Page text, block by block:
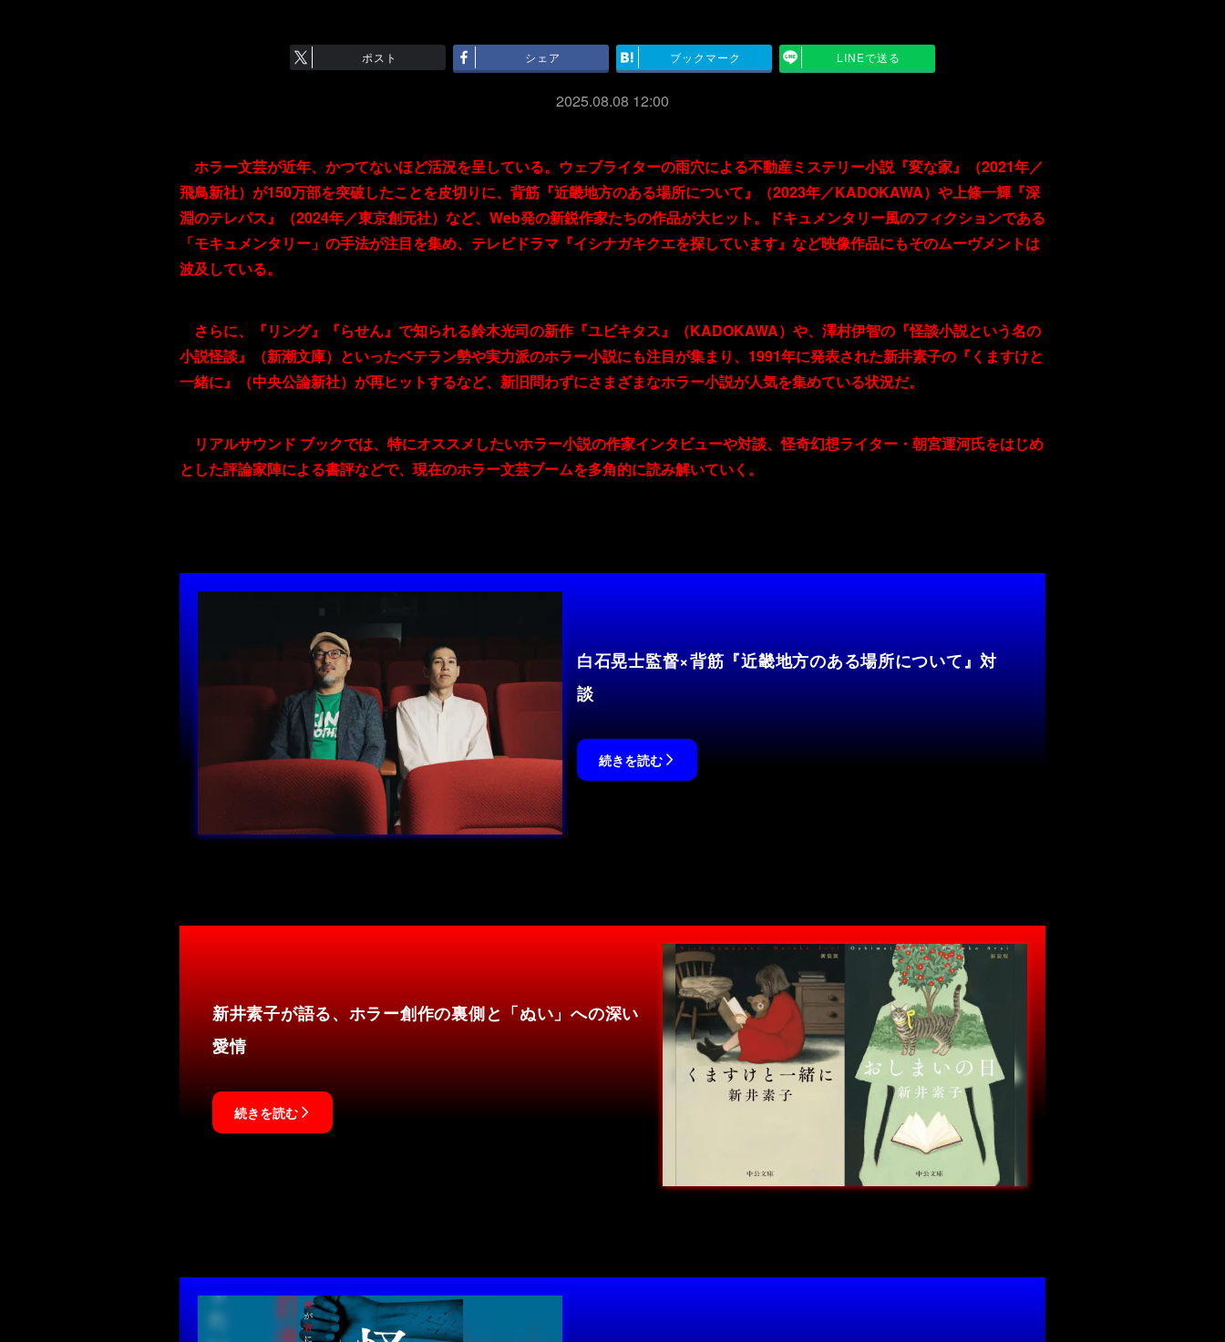
ポスト シェア ブックマーク LINEで送る
2025.08.08 12:00
ホラー文芸が近年、かつてないほど活況を呈している。ウェブライターの雨穴による不動産ミステリー小説『変な家』（2021年／
飛鳥新社）が150万部を突破したことを皮切りに、背筋『近畿地方のある場所について』（2023年／KADOKAWA）や上條一輝『深
淵のテレパス』（2024年／東京創元社）など、Web発の新鋭作家たちの作品が大ヒット。ドキュメンタリー風のフィクションである
「モキュメンタリー」の手法が注目を集め、テレビドラマ『イシナガキクエを探しています』など映像作品にもそのムーヴメントは
波及している。
さらに、『リング』『らせん』で知られる鈴木光司の新作『ユビキタス』（KADOKAWA）や、澤村伊智の『怪談小説という名の
小説怪談』（新潮文庫）といったベテラン勢や実力派のホラー小説にも注目が集まり、1991年に発表された新井素子の『くますけと
一緒に』（中央公論新社）が再ヒットするなど、新旧問わずにさまざまなホラー小説が人気を集めている状況だ。
リアルサウンド ブックでは、特にオススメしたいホラー小説の作家インタビューや対談、怪奇幻想ライター・朝宮運河氏をはじめ
とした評論家陣による書評などで、現在のホラー文芸ブームを多角的に読み解いていく。
白石晃士監督×背筋『近畿地方のある場所について』対
談
続きを読む
新井素子が語る、ホラー創作の裏側と「ぬい」への深い
愛情
続きを読む